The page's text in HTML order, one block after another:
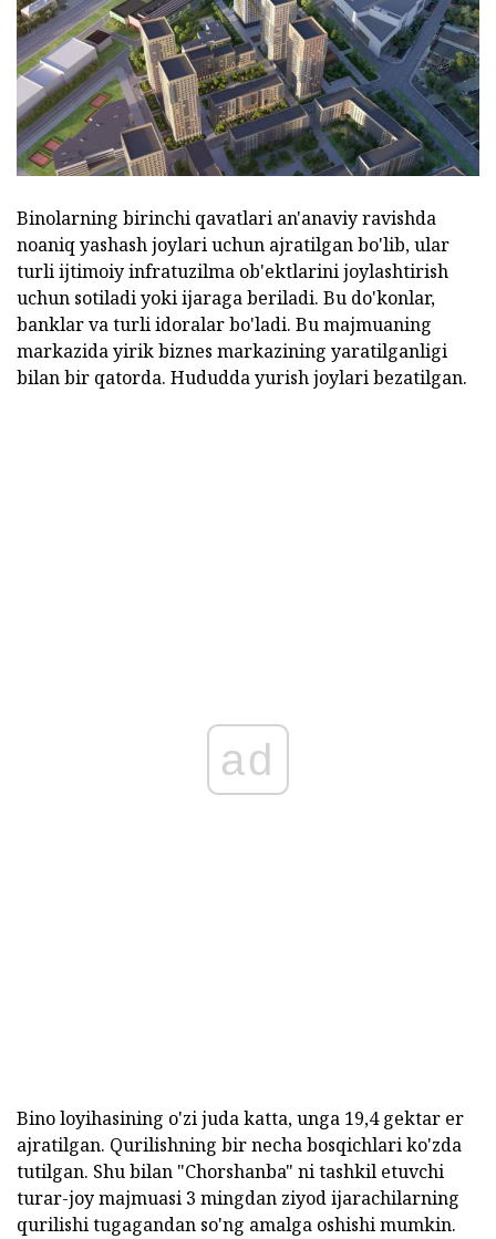
Binolarning birinchi qavatlari an'anaviy ravishda
noaniq yashash joylari uchun ajratilgan bo'lib, ular
turli ijtimoiy infratuzilma ob'ektlarini joylashtirish
uchun sotiladi yoki ijaraga beriladi. Bu do'konlar,
banklar va turli idoralar bo'ladi. Bu majmuaning
markazida yirik biznes markazining yaratilganligi
bilan bir qatorda. Hududda yurish joylari bezatilgan.
ad
Bino loyihasining o'zi juda katta, unga 19,4 gektar er
ajratilgan. Qurilishning bir necha bosqichlari ko'zda
tutilgan. Shu bilan "Chorshanba" ni tashkil etuvchi
turar-joy majmuasi 3 mingdan ziyod ijarachilarning
qurilishi tugagandan so'ng amalga oshishi mumkin.